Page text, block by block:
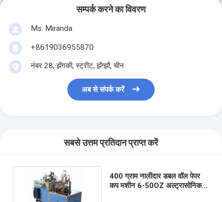
सम्पर्क करने का विवरण
Ms. Miranda
+8619036955870
नंबर 28, झेंगकी, स्ट्रीट, झेंग्झौ, चीन
अब से संपर्क करें
सबसे उत्तम प्रतिदान प्राप्त करें
400 ग्राम नालीदार डबल वॉल पेपर
कप मशीन 6-50OZ अल्ट्रासोनिक